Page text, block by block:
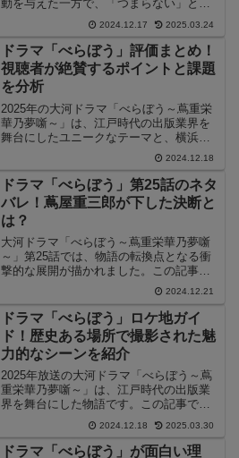
動を与えた一方で、「つまらない」と感
じた意見も寄せられています。この記事
では、「べらぼう」がつまらないと感じ
た人の意見を整理し、その理由を深掘り
します。
2024.12.17 2025.03.24
ドラマ「べらぼう」評価まとめ！
視聴者が絶賛するポイントと課題
を分析
2025年の大河ドラマ「べらぼう～蔦重栄
華乃夢噺～」は、江戸時代の出版業界を
舞台にしたユニークなテーマと、横浜流
星主演の熱演で注目を集めました。この
記事では、視聴者が絶賛したポイントと
指摘された課題を整理し、「べらぼう」
の評価を総括します。
2024.12.18
ドラマ「べらぼう」第25話のネタ
バレ！蔦屋重三郎が下した決断と
は？
大河ドラマ「べらぼう～蔦重栄華乃夢噺
～」第25話では、物語の転換点となる衝
撃的な展開が描かれました。この記事で
は、第25話の重要なシーンと次回への期
2024.12.21
ドラマ「べらぼう」ロケ地ガイ
ド！歴史ある場所で撮影された魅
力的なシーンを紹介
2025年放送の大河ドラマ「べらぼう～蔦
重栄華乃夢噺～」は、江戸時代の出版業
界を舞台にした物語です。この記事で
は、「べらぼう」の撮影が行われたロケ
地を詳しく紹介し、その魅力や見どころ
を解説します。
2024.12.18 2025.03.30
ドラマ「べらぼう」が面白い理